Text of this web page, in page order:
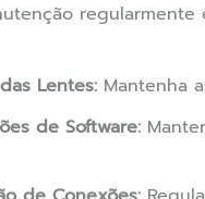
Lentes: Mantenha
de Software: